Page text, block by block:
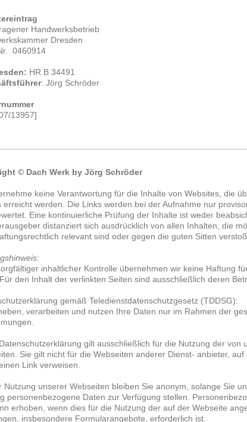
Handwerksbetrieb
Dresden
0460914
HR B 34491
: Jörg Schröder
13957]
© Dach Werk by Jörg Schröder
keine Verantwortung für die Inhalte von Websites, die
erreicht werden. Die Links werden bei der Aufnahme nur
Eine kontinuierliche Prüfung der Inhalte ist weder
distanziert sich ausdrücklich von allen Inhalten, die
relevant sind oder gegen die guten Sitten
inhaltlicher Kontrolle übernehmen wir keine Haftung
den Inhalt der verlinkten Seiten sind ausschließlich deren
gemäß Teledienstdatenschutzgesetz (TDDSG):
verarbeiten und nutzen Ihre Daten nur im Rahmen der
gilt ausschließlich für die Nutzung der von
Sie gilt nicht für die Webseiten anderer Dienst- anbieter, auf
Link verweisen.
Nutzung unserer Webseiten bleiben Sie anonym, solange Sie
personenbezogene Daten zur Verfügung stellen.
erhoben, wenn dies für die Nutzung der auf der Webseite
insbesondere Formularangebote, erforderlich ist.